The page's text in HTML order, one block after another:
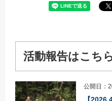
活動報告はこち
公開日：